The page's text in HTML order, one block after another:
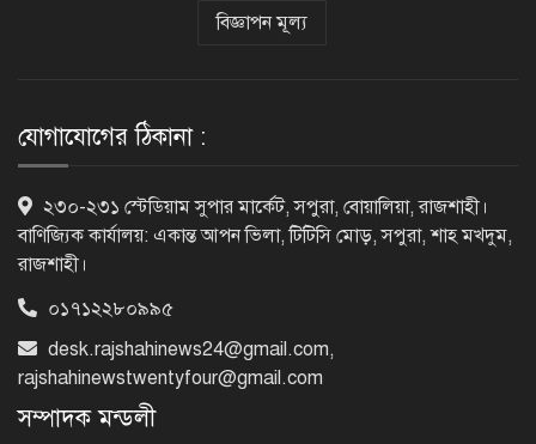
‘জেন-জি’ই ‘দেশের চালিকা শক্তি’, আগের
মন্তব্য থেকে ইউ-টার্ন কঙ্গনা রনৌতের
জেনে নিন মুক্তির উপায়
বিজ্ঞাপন মূল্য
যোগাযোগের ঠিকানা :
২৩০-২৩১ স্টেডিয়াম সুপার মার্কেট, সপুরা, বোয়ালিয়া, রাজশাহী।
বাণিজ্যিক কার্যালয়: একান্ত আপন ভিলা, টিটিসি মোড়, সপুরা, শাহ মখদুম,
রাজশাহী।
০১৭১২২৮০৯৯৫
desk.rajshahinews24@gmail.com,
rajshahinewstwentyfour@gmail.com
সম্পাদক মন্ডলী